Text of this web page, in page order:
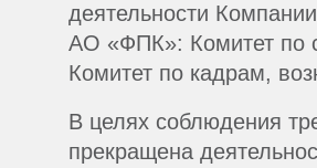
деятельности
АО «ФПК»: Комитет по
Комитет по кадрам,
В целях соблюдения
прекращена